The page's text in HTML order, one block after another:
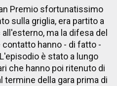
Premio sfortunatissimo
sulla griglia, era partito a
ma la difesa del
hanno - di fatto -
è stato a lungo
che hanno poi ritenuto di
termine della gara prima di